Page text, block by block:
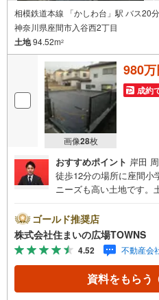
相模鉄道本線 「かしわ台」駅 バス20
神奈川県座間市入谷西2丁目
土地94.52m2
画像28枚
980万
成約
おすすめポイント 岸田
徒歩12分の場所に座間小
ニーズも高い土地です。
一種低層住居専用地域は
辺環境が好条件でニーズ
歩14分でアクセス可能で
気物件は特にお問い合わ
話下さい。「室内・現
くとご見学がスムーズ
ゴールド推奨店
株式会社住まいの広場TOWNS
4.52 不動産会
資料をもらう